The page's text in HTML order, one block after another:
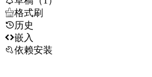
格式刷
历史
嵌入
依赖安装